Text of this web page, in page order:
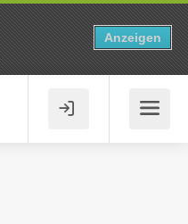
Anzeigen